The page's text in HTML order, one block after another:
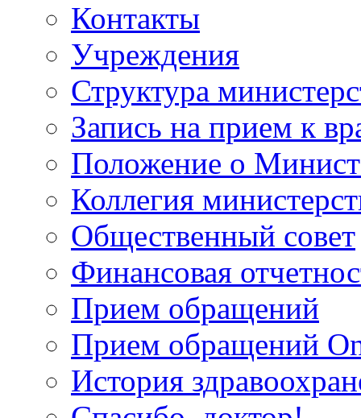
Контакты
Учреждения
Структура
Запись на прием к
Положение о
Коллегия
Общественный совет
Финансовая
Прием обращений
Прием обращений
История